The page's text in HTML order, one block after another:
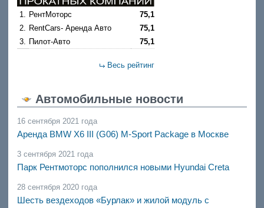
1. РентМоторс
75,1
2. RentCars- Аренда Авто
75,1
3. Пилот-Авто 75,1
Весь рейтинг
Автомобильные новости
16 сентября 2021 года
Аренда BMW X6 III (G06) M-Sport Package в Москве
3 сентября 2021 года
Парк Рентмоторс пополнился новыми Hyundai Creta
28 сентября 2020 года
Шесть вездеходов «Бурлак» и жилой модуль с